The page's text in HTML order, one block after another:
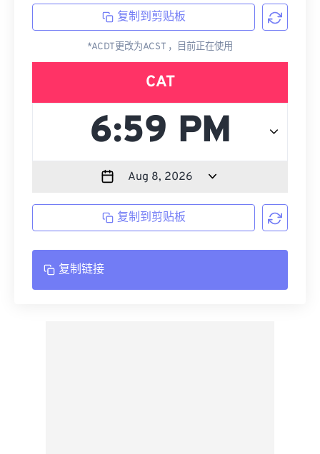
复制到剪贴板
*ACDT更改为ACST ，目前正在使用
CAT
复制到剪贴板
复制链接